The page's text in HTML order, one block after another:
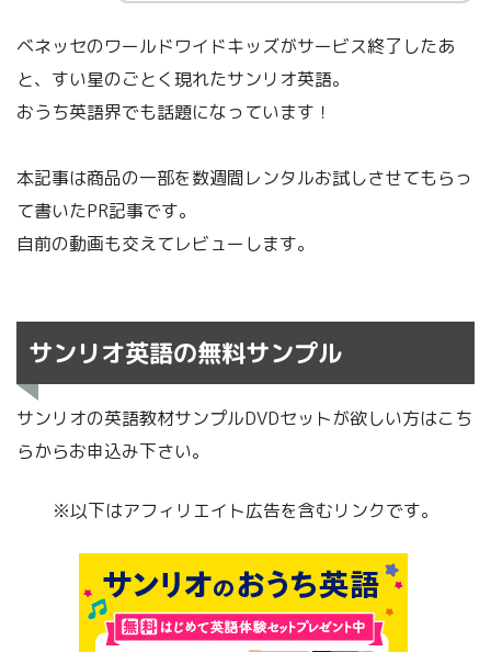
ベネッセのワールドワイドキッズがサービス終了したあ
と、すい星のごとく現れたサンリオ英語。
おうち英語界でも話題になっています！
本記事は商品の一部を数週間レンタルお試しさせてもらっ
て書いたPR記事です。
自前の動画も交えてレビューします。
サンリオ英語の無料サンプル
サンリオの英語教材サンプルDVDセットが欲しい方はこち
らからお申込み下さい。
※以下はアフィリエイト広告を含むリンクです。